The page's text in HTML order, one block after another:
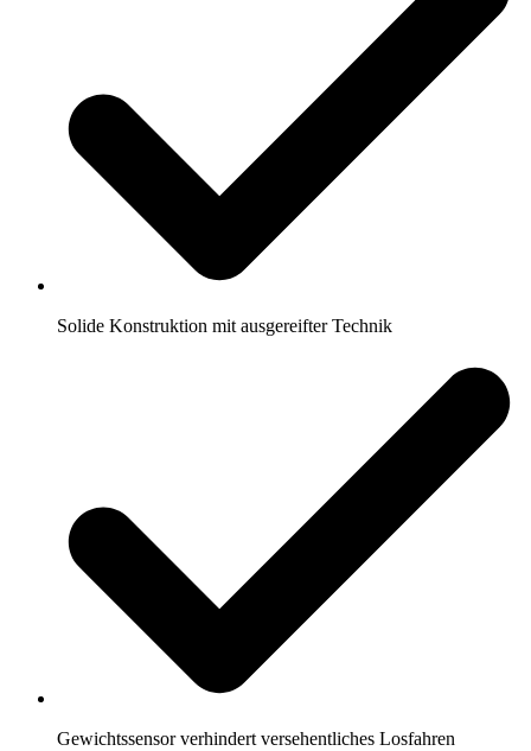
Solide Konstruktion mit ausgereifter Technik
Gewichtssensor verhindert versehentliches Losfahren